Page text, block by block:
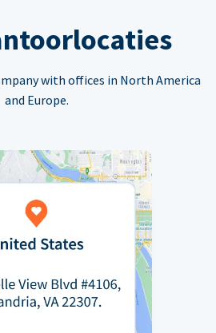
with offices in North America
and Europe.